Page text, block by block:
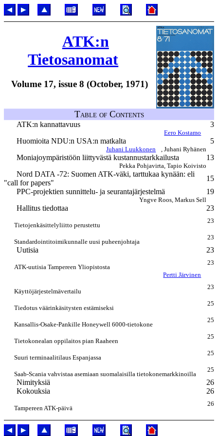
ATK:n
Tietosanomat
Volume 17, issue 8 (October, 1971)
Table of Contents
ATK:n kannattavuus 3
Eero Kostamo
Huomioita NDU:n USA:n matkalta 5
Juhani Luukkonen , Juhani Ryhänen
Moniajoympäristöön liittyvästä kustannustarkkailusta 13
Pekka Pohjavirta, Tapio Koivisto
Nord DATA -72: Suomen ATK-väki, tarttukaa kynään: eli
"call for papers"
15
PPC-projektien sunnittelu- ja seurantajärjestelmä
19
Yngve Roos, Markus Sell
Hallitus tiedottaa 23
Tietojenkäsittelyliitto perustettu
23
Standardointitoimikunnalle uusi puheenjohtaja
23
Uutisia 23
ATK-uutisia Tampereen Yliopistosta
23
Pertti Järvinen
Käyttöjärjestelmävertailu
23
Tiedotus väärinkäsitysten estämiseksi
25
Kansallis-Osake-Pankille Honeywell 6000-tietokone
25
Tietokonealan oppilaitos pian Raaheen
25
Suuri terminaalitilaus Espanjassa
25
Saab-Scania vahvistaa asemiaan suomalaisilla tietokonemarkkinoilla
25
Nimityksiä
26
Kokouksia
26
Tampereen ATK-päivä
26